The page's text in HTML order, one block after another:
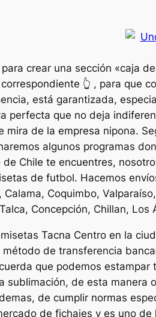
crear una sección «caja
👆 , para que
está garantizada,
perfecta que no deja
mira de la empresa nipona.
algunos programas
Chile te encuentres,
de futbol. Hacemos
Coquimbo,
Concepción, Chillan,
Tacna Centro en la
de transferencia
que podemos
sublimación, de esta manera
de cumplir normas
de fichajes y es uno